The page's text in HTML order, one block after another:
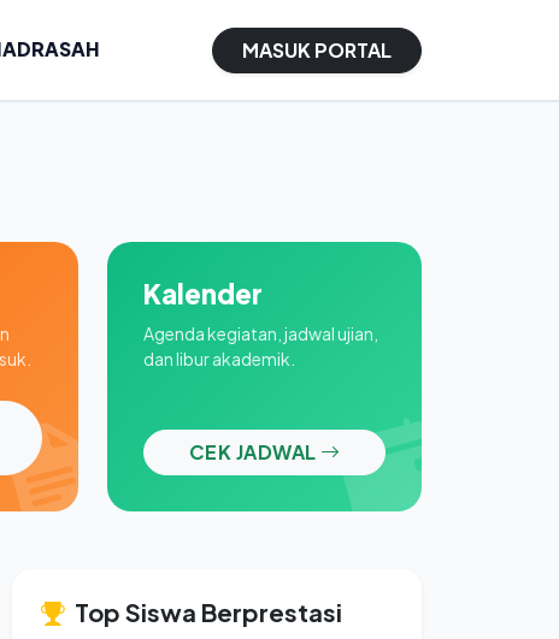
MASUK PORTAL
Kalender
Agenda kegiatan, jadwal ujian,
dan libur akademik.
CEK JADWAL
Top Siswa Berprestasi